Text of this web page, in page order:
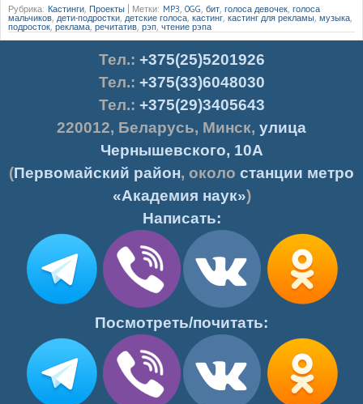
Рубрика: Кастинги Проекты Метки: MP3 OGG бит голоса девочек голоса
мальчиков дети-подростки детские голоса кастинг кастинг для рекламы музыка
подросток, реклама,речитатив рэп чтение рэпа
Тел.: +375(25)5201926
Тел.: +375(33)6048030
Тел.: +375(29)3405643
220012, Беларусь, Минск, улица
Чернышевского, 10А
(Первомайский район, около станции метро
«Академия наук»)
Написать:
Посмотреть/почитать: